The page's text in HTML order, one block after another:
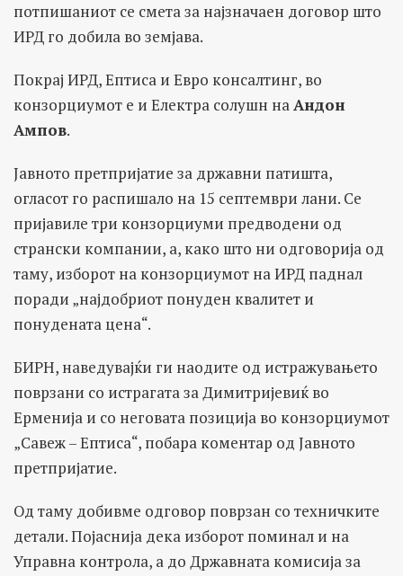
потпишаниот се смета за најзначаен договор што
ИРД го добила во земјава.
Покрај ИРД, Ептиса и Евро консалтинг, во
конзорциумот е и Електра солушн наАндон
Ампов.
Јавното претпријатие за државни патишта,
огласот го распишало на 15 септември лани. Се
пријавиле три конзорциуми предводени од
странски компании, а, како што ни одговорија од
таму, изборот на конзорциумот на ИРД паднал
поради „најдобриот понуден квалитет и
понудената цена“.
БИРН, наведувајќи ги наодите од истражувањето
поврзани со истрагата за Димитријевиќ во
Ерменија и со неговата позиција во конзорциумот
„Савеж – Ептиса“, побара коментар од Јавното
претпријатие.
Од таму добивме одговор поврзан со техничките
детали. Појаснија дека изборот поминал и на
Управна контрола, а до Државната комисија за